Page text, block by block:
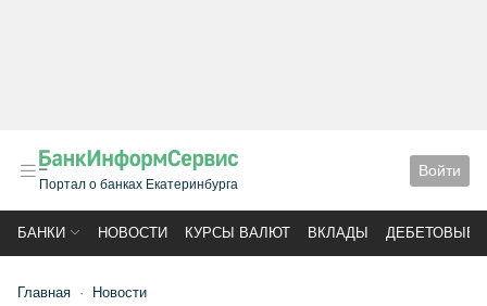
Портал о банках Екатеринбурга
Войти
БАНКИ НОВОСТИ КУРСЫ ВАЛЮТ ВКЛАДЫ ДЕБЕТОВЫЕ
Главная Новости